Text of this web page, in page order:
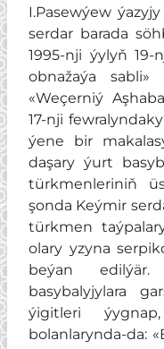
I.Pasewýew
serdar barada
1995-nji ýylyň
obnažaýa
«Weçerniý
17-nji
ýene bir
daşary ýurt
türkmenleriniň
şonda Keýmir
türkmen
olary yzyna
beýan
basybalyjylara
ýigitleri
bolanlarynda-da: